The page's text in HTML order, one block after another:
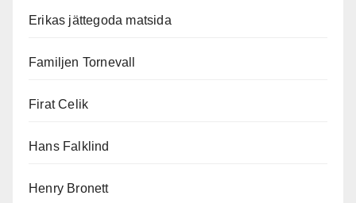
Erikas jättegoda matsida
Familjen Tornevall
Firat Celik
Hans Falklind
Henry Bronett